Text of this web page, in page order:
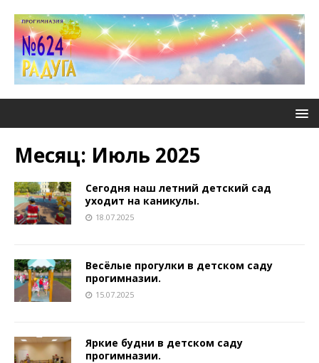
Месяц: Июль 2025
Сегодня наш летний детский сад
уходит на каникулы.
18.07.2025
Весёлые прогулки в детском саду
прогимназии.
15.07.2025
Яркие будни в детском саду
прогимназии.